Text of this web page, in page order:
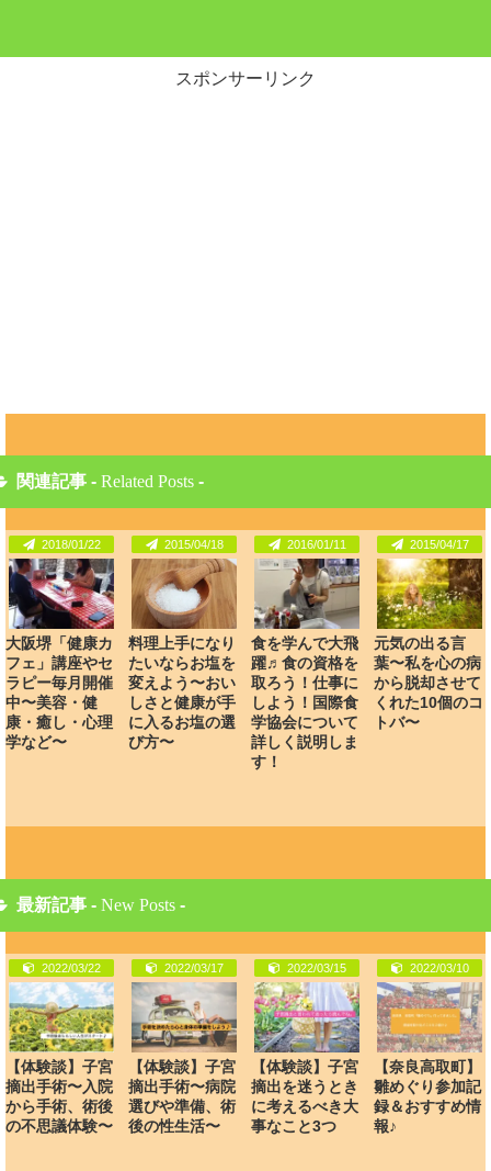
スポンサーリンク
関連記事 - Related Posts -
2018/01/22
大阪堺「健康カ
フェ」講座やセ
ラピー毎月開催
中〜美容・健
康・癒し・心理
学など〜
2015/04/18
料理上手になり
たいならお塩を
変えよう〜おい
しさと健康が手
に入るお塩の選
び方〜
2016/01/11
食を学んで大飛
躍♬食の資格を
取ろう！仕事に
しよう！国際食
学協会について
詳しく説明しま
す！
2015/04/17
元気の出る言
葉〜私を心の病
から脱却させて
くれた10個のコ
トバ〜
最新記事 - New Posts -
2022/03/22
【体験談】子宮
摘出手術〜入院
から手術、術後
の不思議体験〜
2022/03/17
【体験談】子宮
摘出手術〜病院
選びや準備、術
後の性生活〜
2022/03/15
【体験談】子宮
摘出を迷うとき
に考えるべき大
事なこと3つ
2022/03/10
【奈良高取町】
雛めぐり参加記
録＆おすすめ情
報♪